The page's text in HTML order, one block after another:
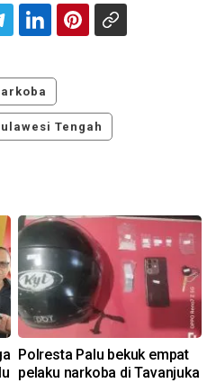
Tengah
Polresta Palu bekuk empat
pelaku narkoba di Tavanjuka